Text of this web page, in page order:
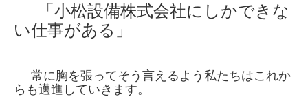
「小松設備株式会社にしかできな
い仕事がある」
常に胸を張ってそう言えるよう 私たちはこれか
らも邁進していきます。